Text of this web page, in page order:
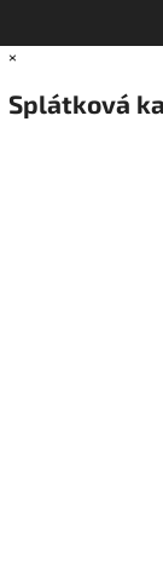
×
Splátková